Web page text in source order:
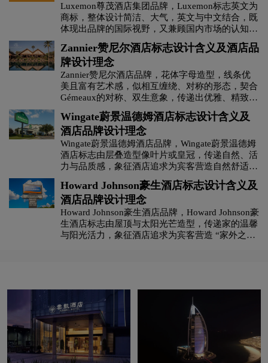
假村希望为客人营造的专业、可信赖且宁静舒适的
环境；黑色字体显得庄重、专业，增强了品牌的权
威性与可靠性，传递出 “辰茂酒店及度假村” 作为
与可信。
Luxemon尊茂酒店集团品牌，‌‌‌Luxemon标志英文为
商标，整体设计简洁、大气，英文与中文结合，既
体现出品牌的国际视野，又兼顾国内市场的认知，
传递出“尊茂酒店集团”作为具有一定规模、致力于
提供奢华独特且热情专业的酒店服务的品牌定位与
价值。橙色充满活力、热情与温暖感，契合酒店行
业需要的亲和力与对客人的热情服务，体现出品牌
希望为客人带来活力、热情且温暖的住宿体验；灰
色字体显得专业、稳重，增强了品牌作为酒店集团
运营方面的专业与可信。
Zannier赞尼尔酒店标志设计含义及酒店品
牌设计理念
Zannier赞尼尔酒店品牌，‌‌‌花体字母造型，线条优
美且富有艺术感，似相互缠绕、对称的形态，契合
Gémeaux的对称、双生意象，传递出优雅、精致且
富有独特性的感觉，体现出品牌所代表的高端私人
庄园在美学与独特体验方面的追求。
Wingate蔚景温德姆酒店标志设计含义及
酒店品牌设计理念
Wingate蔚景温德姆酒店品牌，‌‌‌Wingate蔚景温德姆
酒店标志由层叠造型像叶片或皇冠，传递自然、活
力与品质感，象征酒店追求为宾客营造自然舒适、
高品质的旅居环境，展现品牌的活力与高端定位
。绿色系显自然、清新、活力，契合品牌定位，传
达以自然活力，打造优质温德姆系住宿体验的理
念。
Howard Johnson豪生酒店标志设计含义及
酒店品牌设计理念
Howard Johnson豪生酒店品牌，‌‌‌Howard Johnson豪
生酒店标志由屋顶与太阳光芒造型，传递家的温馨
与阳光活力，象征酒店追求为宾客营造 “家外之
切旅居的客群。